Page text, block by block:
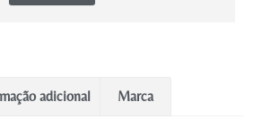
adicional Marca